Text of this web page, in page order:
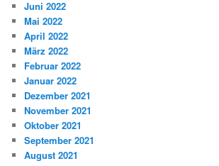
Juni 2022
Mai 2022
April 2022
März 2022
Februar 2022
Januar 2022
Dezember 2021
November 2021
Oktober 2021
September 2021
August 2021